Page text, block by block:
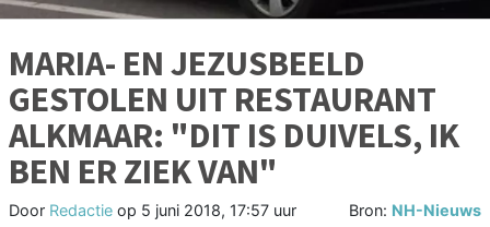
MARIA- EN JEZUSBEELD
GESTOLEN UIT RESTAURANT
ALKMAAR: "DIT IS DUIVELS, IK
BEN ER ZIEK VAN"
Door Redactie op 5 juni 2018, 17:57 uur Bron: NH-Nieuws